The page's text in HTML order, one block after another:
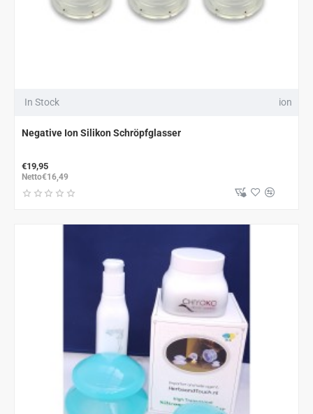
In Stock ion
Negative Ion Silikon Schröpfglasser
€19,95
Netto€16,49